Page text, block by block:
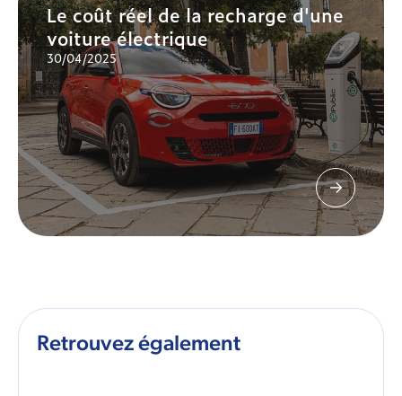
Le coût réel de la recharge d'une
voiture électrique
30/04/2025
Retrouvez également